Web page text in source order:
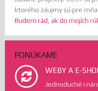
ktorého záujmy sú pre
Budem rád, ak do mojích
PONÚKAME
WEBY A E-
Jednoduché i